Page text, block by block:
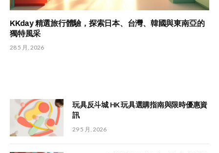
KKday 精選旅行體驗，探索日本、台灣、韓國與東南亞的
獨特風采
28 5 月, 2026
玩具反斗城 HK 玩具選購指南與限時優惠資
訊
29 5 月, 2026